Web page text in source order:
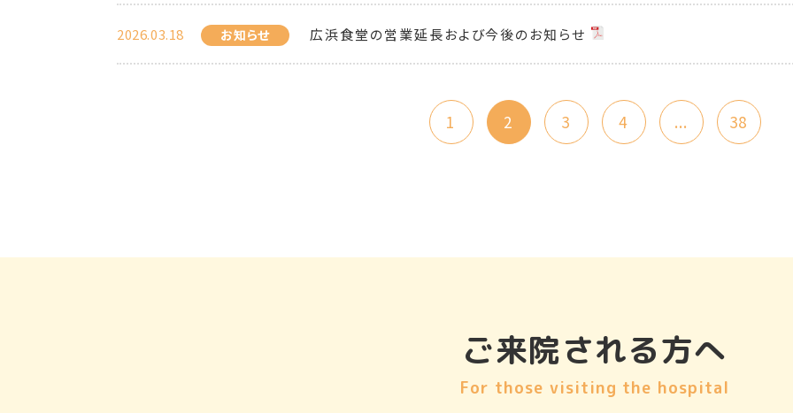
2026.03.18 お知らせ 広浜食堂の営業延長および今後のお知らせ
1 2 3 4 ... 38
ご来院される方へ
For those visiting the hospital